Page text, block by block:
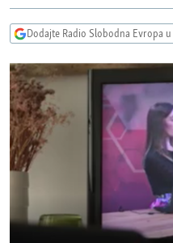
Pređite
na
VIDEO
FOTOGALERIJE
INFOGRAFIKE
PODCASTI
RAT U UKRAJINI
KINA NA BALKANU
RSE PRIČE IZ SVIJETA
ISPRIČAJ MI
DNEVNO@RSE
SPECIJALI RSE
Dodajte Radio Slobodna Evropa